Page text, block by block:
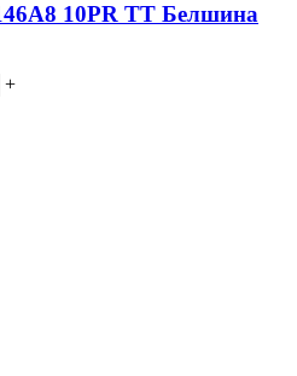
10PR TT Белшина
+